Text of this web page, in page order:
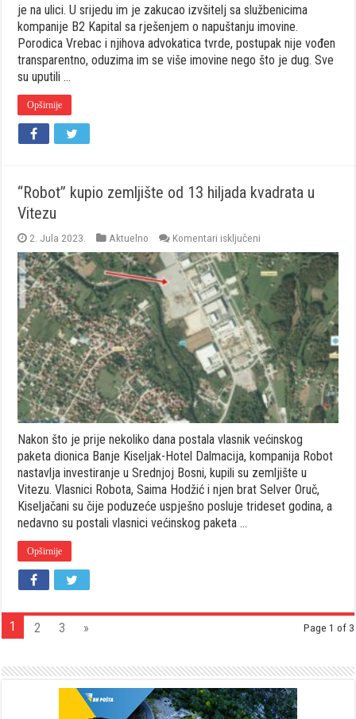
je na ulici. U srijedu im je zakucao izvšitelj sa službenicima
kompanije B2 Kapital sa rješenjem o napuštanju imovine.
Porodica Vrebac i njihova advokatica tvrde, postupak nije vođen
transparentno, oduzima im se više imovine nego što je dug. Sve
su uputili …
Opširnije
“Robot” kupio zemljište od 13 hiljada kvadrata u
Vitezu
2. Jula 2023. Aktuelno Komentari isključeni
“Robot”
kupio
zemljište
od
13
hiljada
kvadrata
u
Vitezu
Nakon što je prije nekoliko dana postala vlasnik većinskog
paketa dionica Banje Kiseljak-Hotel Dalmacija, kompanija Robot
nastavlja investiranje u Srednjoj Bosni, kupili su zemljište u
Vitezu. Vlasnici Robota, Saima Hodžić i njen brat Selver Oruč,
Kiseljačani su čije poduzeće uspješno posluje trideset godina, a
nedavno su postali vlasnici većinskog paketa …
Opširnije
Page 1 of 3
1 2 3 »